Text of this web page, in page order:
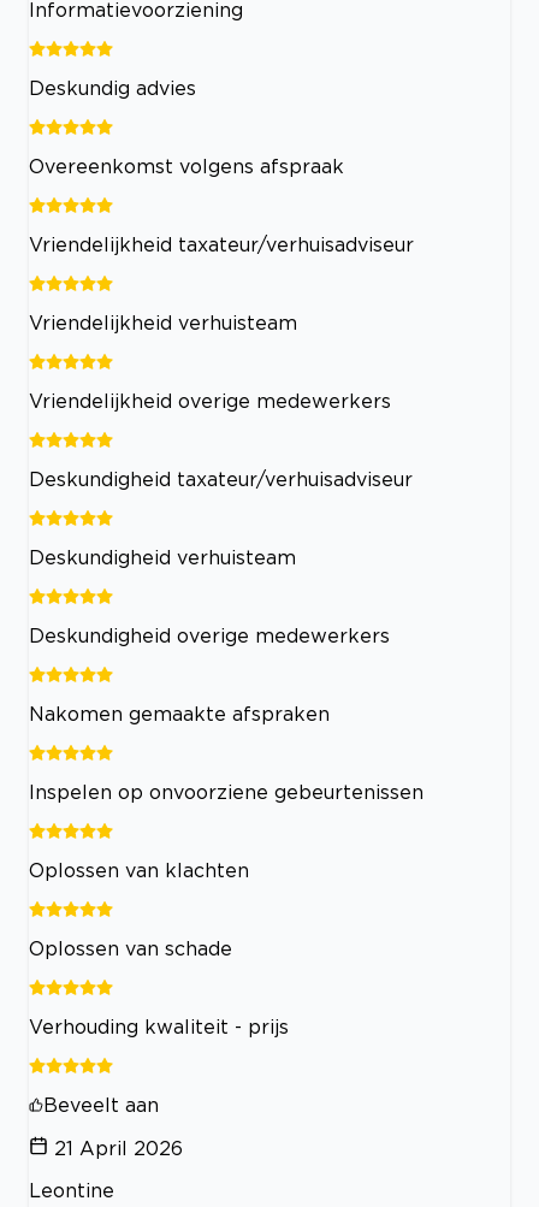
Informatievoorziening
Deskundig advies
Overeenkomst volgens afspraak
Vriendelijkheid taxateur/verhuisadviseur
Vriendelijkheid verhuisteam
Vriendelijkheid overige medewerkers
Deskundigheid taxateur/verhuisadviseur
Deskundigheid verhuisteam
Deskundigheid overige medewerkers
Nakomen gemaakte afspraken
Inspelen op onvoorziene gebeurtenissen
Oplossen van klachten
Oplossen van schade
Verhouding kwaliteit - prijs
Beveelt aan
21 April 2026
Leontine